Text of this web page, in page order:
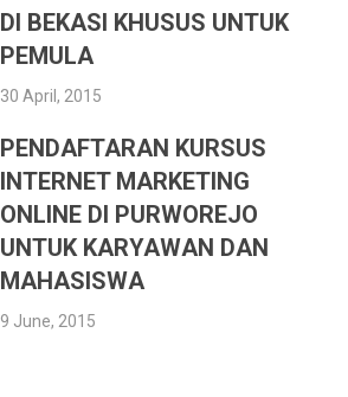
DI BEKASI KHUSUS UNTUK
PEMULA
30 April, 2015
PENDAFTARAN KURSUS
INTERNET MARKETING
ONLINE DI PURWOREJO
UNTUK KARYAWAN DAN
MAHASISWA
9 June, 2015